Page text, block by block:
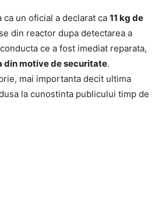
ca un oficial a declarat ca 11 kg de
din reactor dupa detectarea a
ce a fost imediat reparata,
din motive de securitate.
mai importanta decit ultima
la cunostinta publicului timp de